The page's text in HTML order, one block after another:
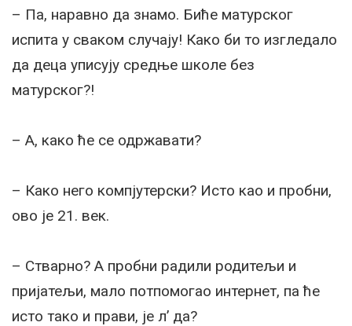
– Па, наравно да знамо. Биће матурског
испита у сваком случају! Како би то изгледало
да деца уписују средње школе без
матурског?!
– А, како ће се одржавати?
– Како него компјутерски? Исто као и пробни,
ово је 21. век.
– Стварно? А пробни радили родитељи и
пријатељи, мало потпомогао интернет, па ће
исто тако и прави, је л’ да?